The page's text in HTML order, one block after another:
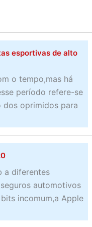
esportivas de alto
o tempo,mas há
período refere-se
oprimidos para
a diferentes
automotivos
incomum,a Apple